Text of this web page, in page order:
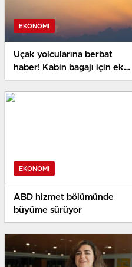
EKONOMI
Uçak yolcularına berbat
haber! Kabin bagajı için ek
fiyat geliyor
EKONOMI
ABD hizmet bölümünde
büyüme sürüyor